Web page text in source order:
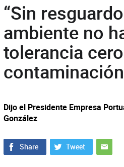
“Sin
ambiente no
tolerancia
Dijo el Presidente Empresa
González